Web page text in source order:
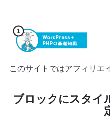
このサイトではアフィリエ
ブロックにスタイ